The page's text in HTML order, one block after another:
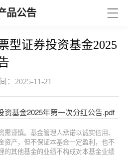
品公告
型证券投资基金2025
：2025-11-21
资基金2025年第一次分红公告.pdf
需谨慎。基金管理人承诺以诚实信用、
资产，但不保证本基金一定盈利，也不
的其他基金的业绩不构成对本基金业绩